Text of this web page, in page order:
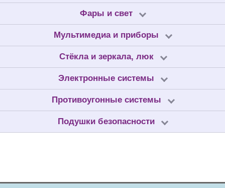
Фары и свет
Мультимедиа и приборы
Стёкла и зеркала, люк
Электронные системы
Противоугонные системы
Подушки безопасности